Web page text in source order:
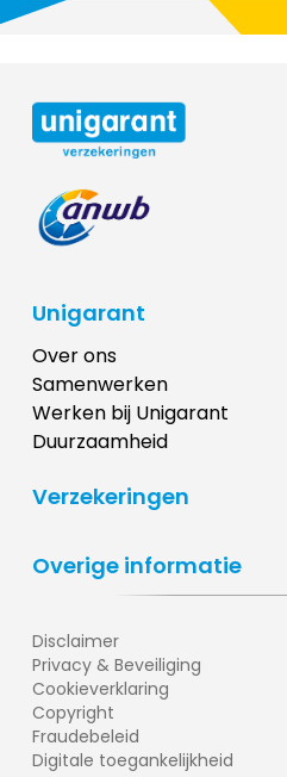
Unigarant
Over ons
Samenwerken
Werken bij Unigarant
Duurzaamheid
Verzekeringen
Overige informatie
Disclaimer
Privacy & Beveiliging
Cookieverklaring
Copyright
Fraudebeleid
Digitale toegankelijkheid